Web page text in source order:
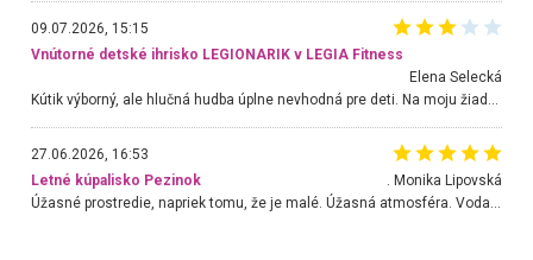
09.07.2026, 15:15
Vnútorné detské ihrisko LEGIONARIK v LEGIA Fitness
Elena Selecká
Kútik výborný, ale hlučná hudba úplne nevhodná pre deti. Na moju žiadosť o aspoň sušenie nereagovali.
27.06.2026, 16:53
Letné kúpalisko Pezinok
. Monika Lipovská